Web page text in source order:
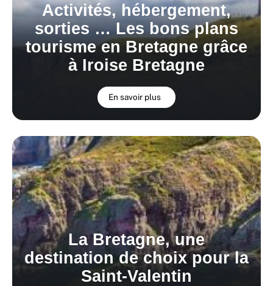
Activités, hébergement,
sorties … Les bons plans
tourisme en Bretagne grâce
à Iroise Bretagne
En savoir plus
La Bretagne, une
destination de choix pour la
Saint-Valentin